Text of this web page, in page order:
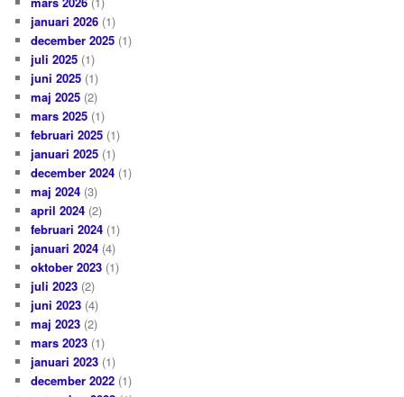
januari 2026 (1)
december 2025 (1)
juli 2025 (1)
juni 2025 (1)
maj 2025 (2)
mars 2025 (1)
februari 2025 (1)
januari 2025 (1)
december 2024 (1)
maj 2024 (3)
april 2024 (2)
februari 2024 (1)
januari 2024 (4)
oktober 2023 (1)
juli 2023 (2)
juni 2023 (4)
maj 2023 (2)
mars 2023 (1)
januari 2023 (1)
december 2022 (1)